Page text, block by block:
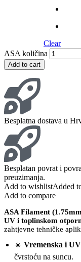
Clear
ASA količina
Add to cart
Besplatna dostava u
Besplatan povrat i
preuzimanja.
Add to wishlistAdded
Add to compare
ASA Filament
UV i toplinskom
zahtjevne tehničke
☀️ Vremenska i
čvrstoću na suncu.